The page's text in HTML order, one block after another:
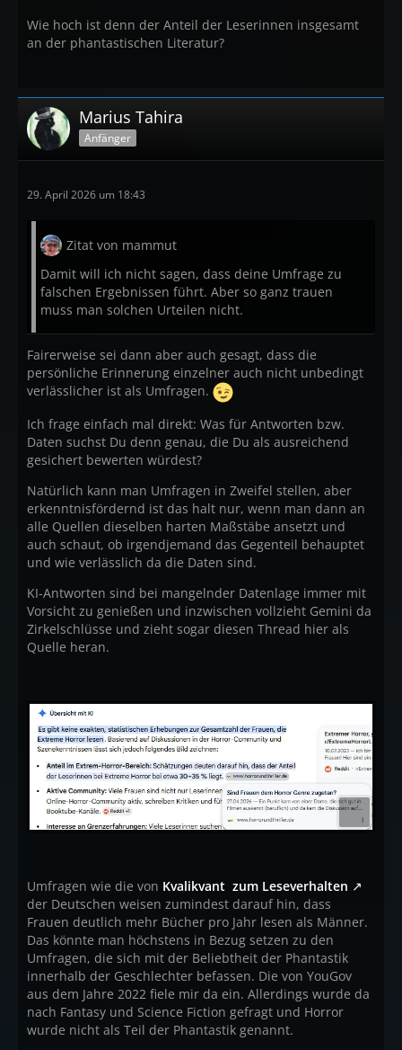
Wie hoch ist denn der Anteil der Leserinnen insgesamt
an der phantastischen Literatur?
Marius Tahira
Anfänger
29. April 2026 um 18:43
Zitat von mammut
Damit will ich nicht sagen, dass deine Umfrage zu
falschen Ergebnissen führt. Aber so ganz trauen
muss man solchen Urteilen nicht.
Fairerweise sei dann aber auch gesagt, dass die
persönliche Erinnerung einzelner auch nicht unbedingt
verlässlicher ist als Umfragen.
Ich frage einfach mal direkt: Was für Antworten bzw.
Daten suchst Du denn genau, die Du als ausreichend
gesichert bewerten würdest?
Natürlich kann man Umfragen in Zweifel stellen, aber
erkenntnisfördernd ist das halt nur, wenn man dann an
alle Quellen dieselben harten Maßstäbe ansetzt und
auch schaut, ob irgendjemand das Gegenteil behauptet
und wie verlässlich da die Daten sind.
KI-Antworten sind bei mangelnder Datenlage immer mit
Vorsicht zu genießen und inzwischen vollzieht Gemini da
Zirkelschlüsse und zieht sogar diesen Thread hier als
Quelle heran.
Umfragen wie die von Kvalikvant zum Leseverhalten
der Deutschen weisen zumindest darauf hin, dass
Frauen deutlich mehr Bücher pro Jahr lesen als Männer.
Das könnte man höchstens in Bezug setzen zu den
Umfragen, die sich mit der Beliebtheit der Phantastik
innerhalb der Geschlechter befassen. Die von YouGov
aus dem Jahre 2022 fiele mir da ein. Allerdings wurde da
nach Fantasy und Science Fiction gefragt und Horror
wurde nicht als Teil der Phantastik genannt.